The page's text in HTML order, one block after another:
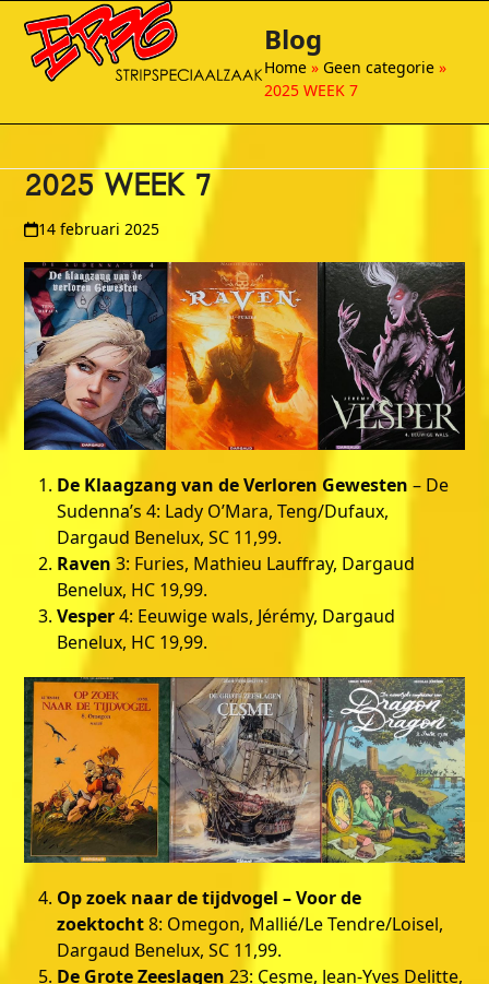
content
Open
mobile
menu
Close
mobile
menu
Blog
Home »Geen categorie »
2025 WEEK 7
2025 WEEK 7
14 februari 2025
De Klaagzang van de Verloren Gewesten – De
Sudenna’s 4: Lady O’Mara, Teng/Dufaux,
Dargaud Benelux, SC 11,99.
Raven3: Furies, Mathieu Lauffray, Dargaud
Benelux, HC 19,99.
Vesper4: Eeuwige wals, Jérémy, Dargaud
Benelux, HC 19,99.
Op zoek naar de tijdvogel – Voor de
zoektocht8: Omegon, Mallié/Le Tendre/Loisel,
Dargaud Benelux, SC 11,99.
De Grote Zeeslagen 23: Çeşme, Jean-Yves Delitte,